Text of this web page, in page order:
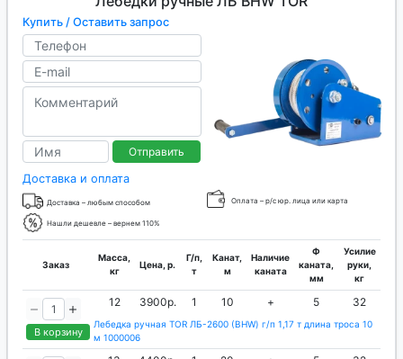
Купить / Оставить запрос
Отправить
Доставка и оплата
Доставка – любым способом Оплата – р/с юр. лица или карта
Нашли дешевле – вернем 110%
Заказ
Масса,
кг
Цена, р.
Г/п,
т
Канат,
м
Наличие
каната
Ф
каната,
мм
Усилие
руки,
кг
В корзину
12 3900р. 1 10 + 5 32
Лебедка ручная TOR ЛБ-2600 (BHW) г/п 1,17 т длина троса 10
м 1000006